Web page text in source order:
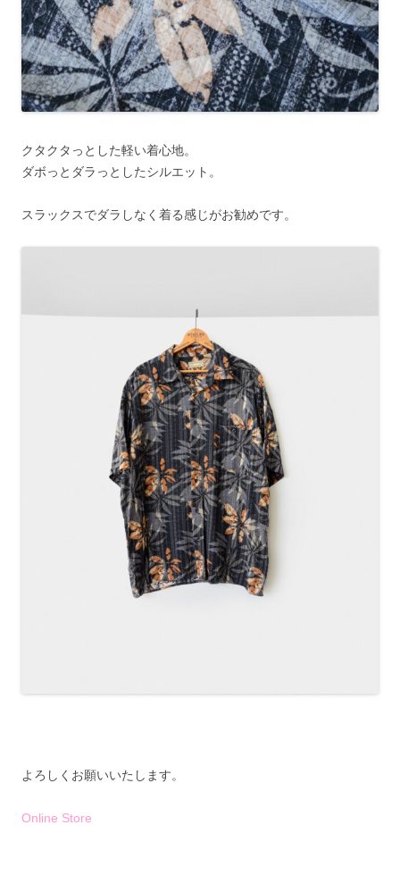
クタクタっとした軽い着心地。
ダボっとダラっとしたシルエット。
スラックスでダラしなく着る感じがお勧めです。
よろしくお願いいたします。
Online Store